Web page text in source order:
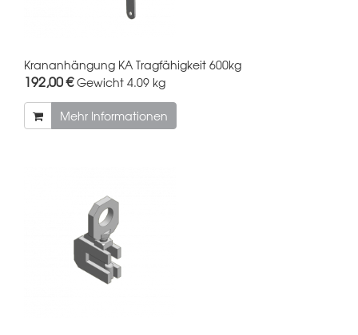
Krananhängung KA Tragfähigkeit 600kg
192,00 €Gewicht 4.09 kg
Mehr Informationen